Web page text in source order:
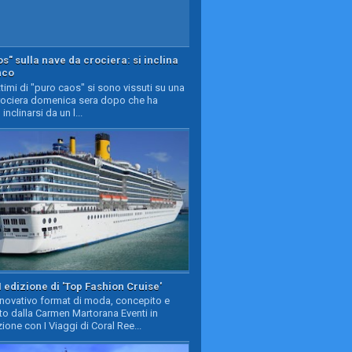
sulla nave da crociera: si inclina
di "puro caos" si sono vissuti su una
domenica sera dopo che ha
da un l...
edizione di 'Top Fashion Cruise'
format di moda, concepito e
dalla Carmen Martorana Eventi in
con I Viaggi di Coral Ree...